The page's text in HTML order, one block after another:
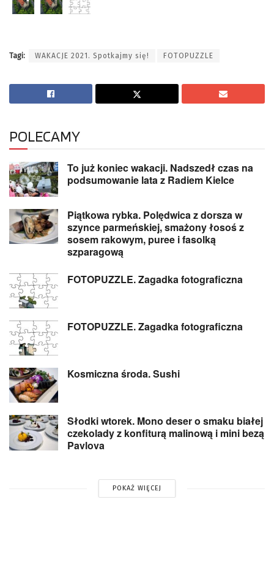
Tagi: WAKACJE 2021. Spotkajmy się! FOTOPUZZLE
POLECAMY
To już koniec wakacji. Nadszedł czas na
podsumowanie lata z Radiem Kielce
Piątkowa rybka. Polędwica z dorsza w
szynce parmeńskiej, smażony łosoś z
sosem rakowym, puree i fasolką
szparagową
FOTOPUZZLE. Zagadka fotograficzna
FOTOPUZZLE. Zagadka fotograficzna
Kosmiczna środa. Sushi
Słodki wtorek. Mono deser o smaku białej
czekolady z konfiturą malinową i mini bezą
Pavlova
POKAŻ WIĘCEJ